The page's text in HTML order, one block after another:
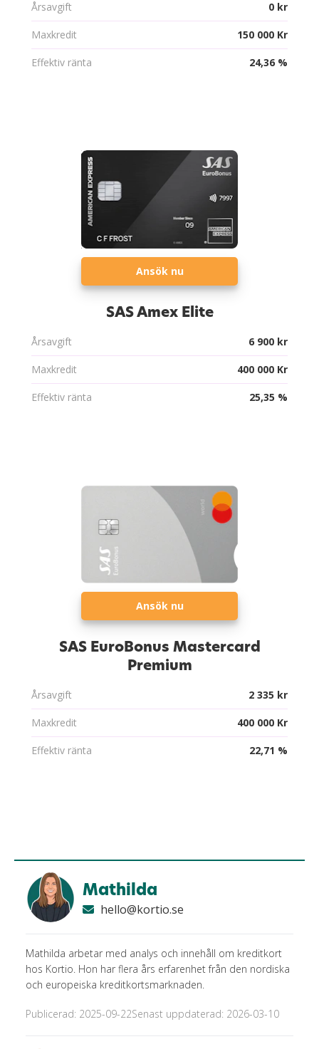
Årsavgift 0 kr
Maxkredit 150 000 Kr
Effektiv ränta 24,36 %
Ansök nu
SAS Amex Elite
Årsavgift 6 900 kr
Maxkredit 400 000 Kr
Effektiv ränta 25,35 %
Ansök nu
SAS EuroBonus Mastercard
Premium
Årsavgift 2 335 kr
Maxkredit 400 000 Kr
Effektiv ränta 22,71 %
Mathilda
hello@kortio.se
Mathilda arbetar med analys och innehåll om kreditkort
hos Kortio. Hon har flera års erfarenhet från den nordiska
och europeiska kreditkortsmarknaden.
Publicerad: 2025-09-22Senast uppdaterad: 2026-03-10